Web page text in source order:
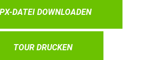
DATEI DOWNLOADEN
TOUR DRUCKEN